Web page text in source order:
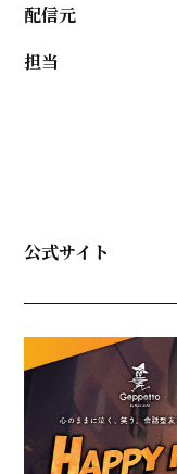
配信元
担当
公式サイト